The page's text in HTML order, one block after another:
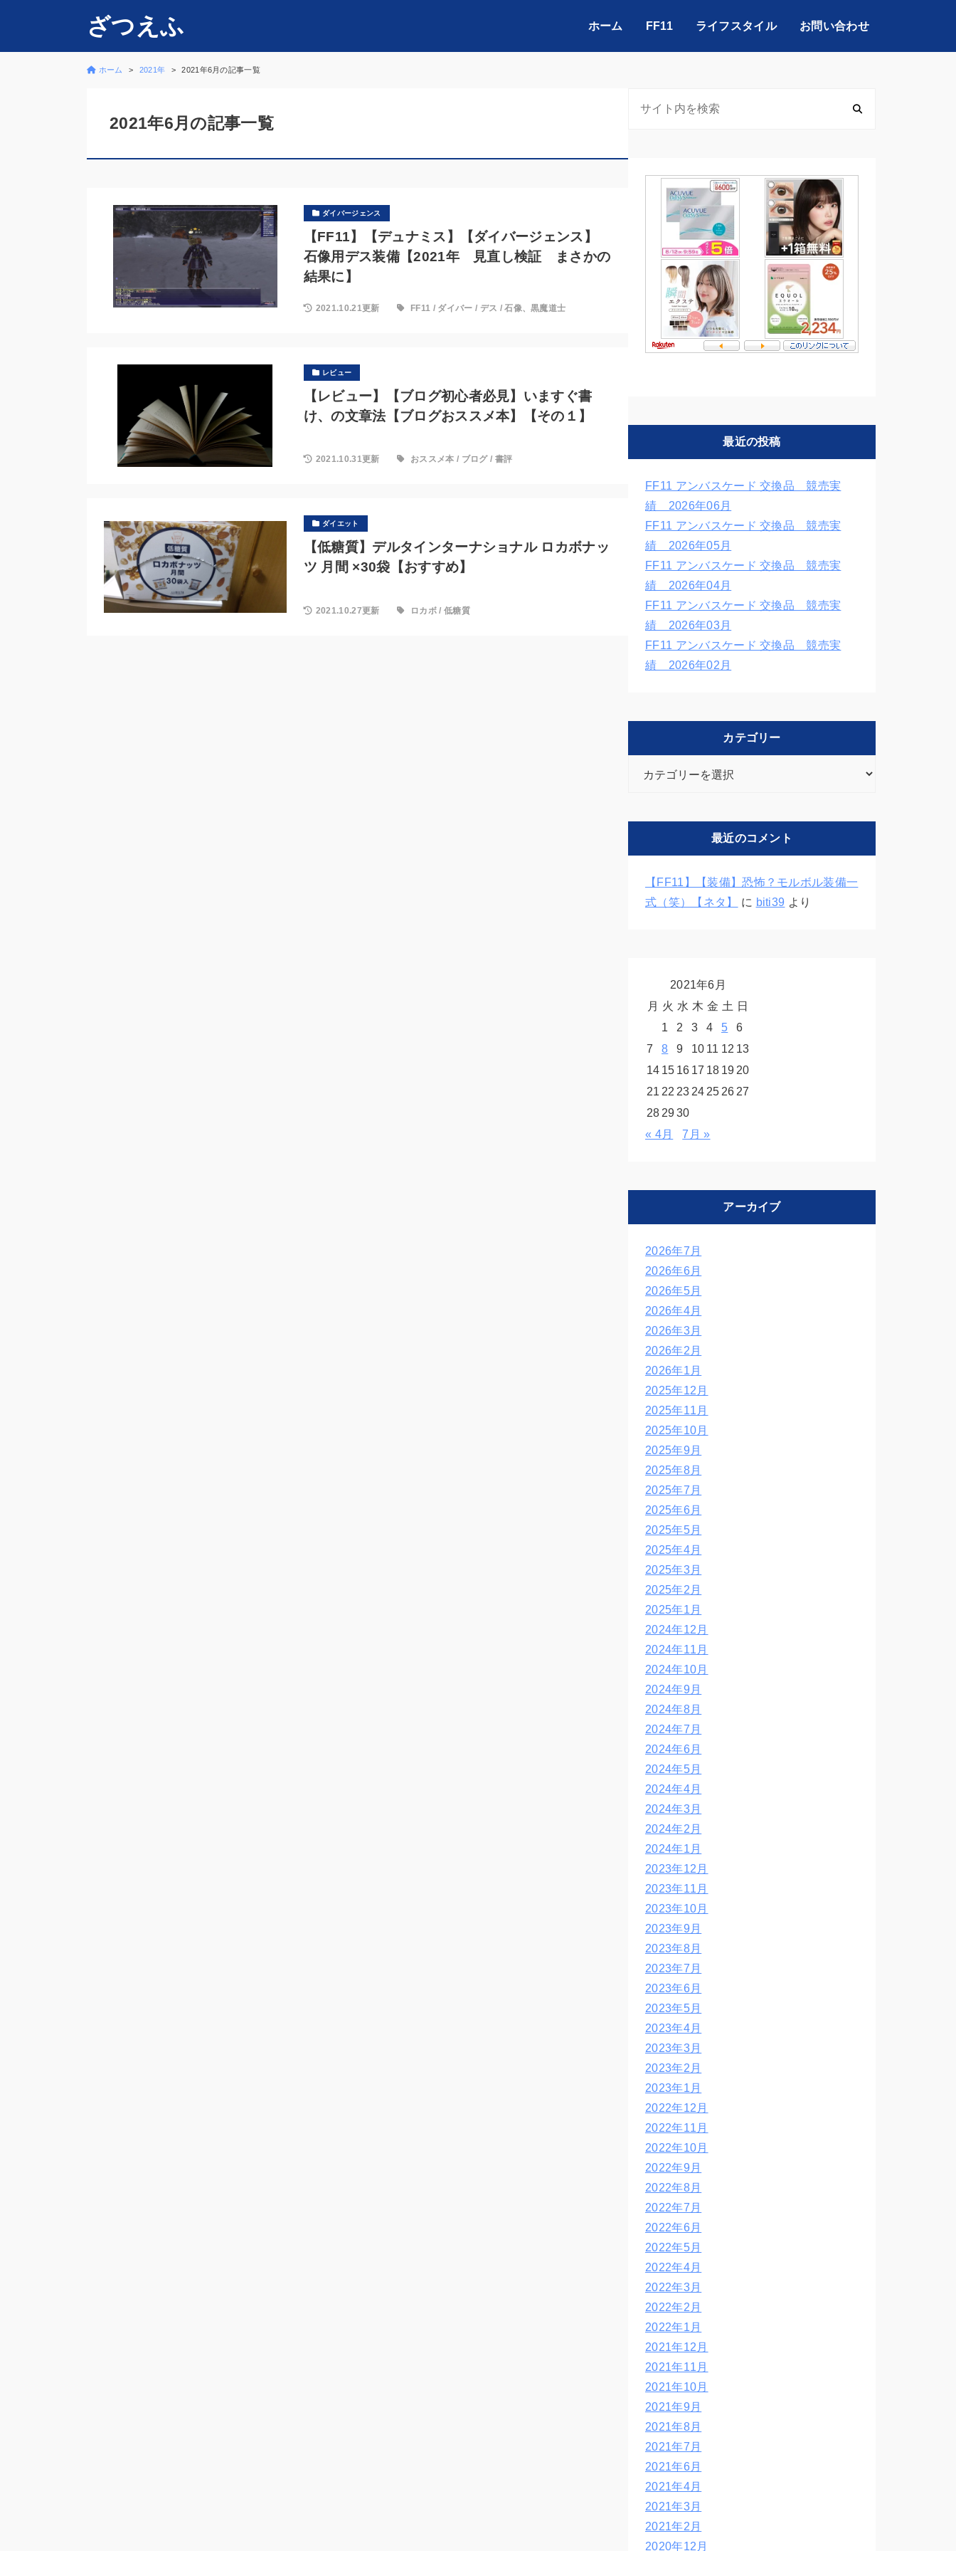
ざつえふ ホーム FF11 ライフスタイル お問い合わせ
ホーム 2021年 2021年6月の記事一覧
2021年6月の記事一覧
ダイバージェンス
【FF11】【デュナミス】【ダイバージェンス】
石像用デス装備【2021年 見直し検証 まさかの
結果に】
2021.10.21更新 FF11 / ダイバー / デス /石像、黒魔道士
レビュー
【レビュー】【ブログ初心者必見】いますぐ書
け、の文章法【ブログおススメ本】【その１】
2021.10.31更新 おススメ本 / ブログ/ 書評
ダイエット
【低糖質】デルタインターナショナル ロカボナッ
ツ 月間 ×30袋【おすすめ】
2021.10.27更新 ロカボ /低糖質
最近の投稿
FF11 アンバスケード 交換品 競売実
績 2026年06月
FF11 アンバスケード 交換品 競売実
績 2026年05月
FF11 アンバスケード 交換品 競売実
績 2026年04月
FF11 アンバスケード 交換品 競売実
績 2026年03月
FF11 アンバスケード 交換品 競売実
績 2026年02月
カテゴリー
リ
最近のコメント
【FF11】【装備】恐怖？モルボル装備一
式（笑）【ネタ】
に biti39 より
2021年6月
月 火 水 木 金 土 日
1
2 3 4 5
6
7
8 9 10 11 12 13
14 15 16 17 18 19 20
21 22 23 24 25 26 27
28 2930
« 4月
7月 »
アーカイブ
2026年7月
2026年6月
2026年5月
2026年4月
2026年3月
2026年2月
2026年1月
2025年12月
2025年11月
2025年10月
2025年9月
2025年8月
2025年7月
2025年6月
2025年5月
2025年4月
2025年3月
2025年2月
2025年1月
2024年12月
2024年11月
2024年10月
2024年9月
2024年8月
2024年7月
2024年6月
2024年5月
2024年4月
2024年3月
2024年2月
2024年1月
2023年12月
2023年11月
2023年10月
2023年9月
2023年8月
2023年7月
2023年6月
2023年5月
2023年4月
2023年3月
2023年2月
2023年1月
2022年12月
2022年11月
2022年10月
2022年9月
2022年8月
2022年7月
2022年6月
2022年5月
2022年4月
2022年3月
2022年2月
2022年1月
2021年12月
2021年11月
2021年10月
2021年9月
2021年8月
2021年7月
2021年6月
2021年4月
2021年3月
2021年2月
2020年12月